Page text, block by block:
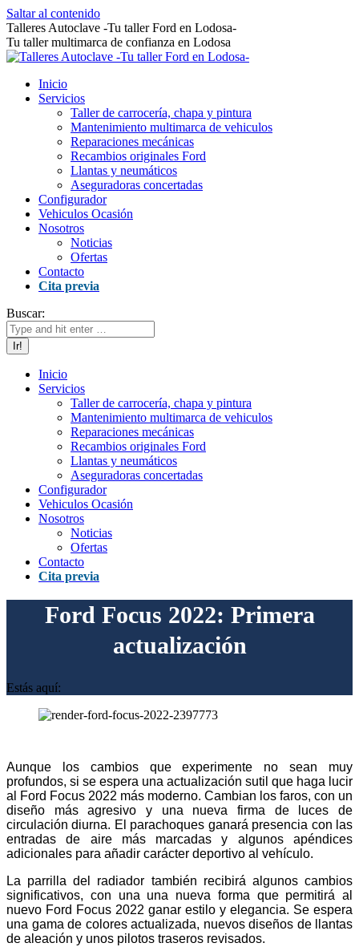
Saltar al contenido
Talleres Autoclave -Tu taller Ford en Lodosa-
Tu taller multimarca de confianza en Lodosa
Inicio
Servicios
Taller de carrocería, chapa y pintura
Mantenimiento multimarca de vehiculos
Reparaciones mecánicas
Recambios originales Ford
Llantas y neumáticos
Aseguradoras concertadas
Configurador
Vehiculos Ocasión
Nosotros
Noticias
Ofertas
Contacto
Cita previa
Buscar:
Inicio
Servicios
Taller de carrocería, chapa y pintura
Mantenimiento multimarca de vehiculos
Reparaciones mecánicas
Recambios originales Ford
Llantas y neumáticos
Aseguradoras concertadas
Configurador
Vehiculos Ocasión
Nosotros
Noticias
Ofertas
Contacto
Cita previa
Ford Focus 2022: Primera
actualización
Estás aquí:
Aunque los cambios que experimente no sean muy
profundos, si se espera una actualización sutil que haga lucir
al Ford Focus 2022 más moderno. Cambian los faros, con un
diseño más agresivo y una nueva firma de luces de
circulación diurna. El parachoques ganará presencia con las
entradas de aire más marcadas y algunos apéndices
adicionales para añadir carácter deportivo al vehículo.
La parrilla del radiador también recibirá algunos cambios
significativos, con una una nueva forma que permitirá al
nuevo Ford Focus 2022 ganar estilo y elegancia. Se espera
una gama de colores actualizada, nuevos diseños de llantas
de aleación y unos pilotos traseros revisados.